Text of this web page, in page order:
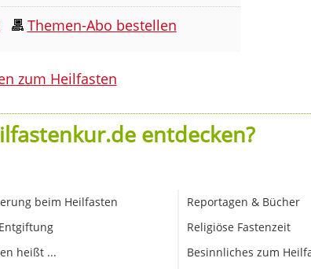
Themen-Abo bestellen
zum Heilfasten
entdecken?
beim Heilfasten
heißt ...
Reportagen & Bücher
Religiöse Fastenzeit
Besinnliches zum